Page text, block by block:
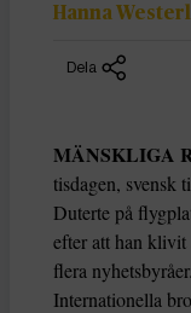
Hanna
Dela
MÄNSKLIGA
tisdagen, svensk
Duterte på
efter att han
flera
Internationella